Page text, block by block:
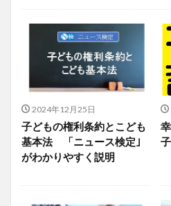
投稿
学び
マンガ
電子書籍
2024年12月25日
子どもの権利条約とこども
基本法 「ニュース検定｣
がわかりやすく説明